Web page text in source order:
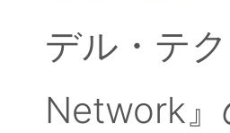
デル・テ
Network